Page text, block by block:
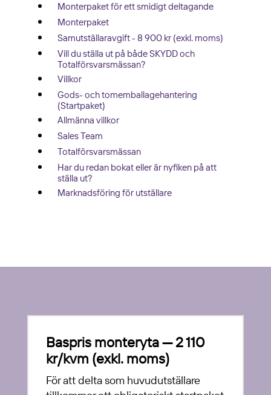
Monterpaket för ett smidigt deltagande
Monterpaket
Samutställaravgift - 8 900 kr (exkl. moms)
Vill du ställa ut på både SKYDD och
Totalförsvarsmässan?
Villkor
Gods- och tomemballagehantering
(Startpaket)
Allmänna villkor
Sales Team
Totalförsvarsmässan
Har du redan bokat eller är nyfiken på att
ställa ut?
Marknadsföring för utställare
Baspris monteryta — 2 110
kr/kvm (exkl. moms)
För att delta som huvudutställare